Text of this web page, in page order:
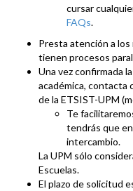
cursar
FAQs.
Presta atención a
tienen procesos
Una vez confirmada
académica, contacta
de la ETSIST-UPM
Te
tendrás que
intercambio.
La UPM sólo
Escuelas.
El plazo de solicitud